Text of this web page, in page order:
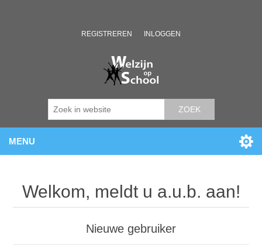
REGISTREREN INLOGGEN
ZOEK
MENU
Welkom, meldt u a.u.b. aan!
Nieuwe gebruiker